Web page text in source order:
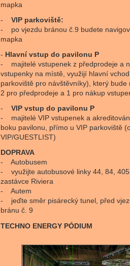
mapka
- VIP parkoviště:
- po vjezdu bránou č.9 budete
mapka
- Hlavní vstup do pavilonu P
- majitelé vstupenek z předprodeje a
vstupenky na místě, využijí hlavní
parkoviště pro návštěvníky), který
2 pro předprodeje a 1 pro nákup
- VIP vstup do pavilonu P
- majitelé VIP vstupenek a
boku pavilonu, přímo u VIP parkoviště
VIP/GUESTLIST)
DOPRAVA
- Autobusem
- využijte autobusové linky 44, 84,
zastávce Riviera
- Autem
- jeďte směr pisárecký tunel, před
bránu č. 9
TECHNO ENERGY PÓDIUM